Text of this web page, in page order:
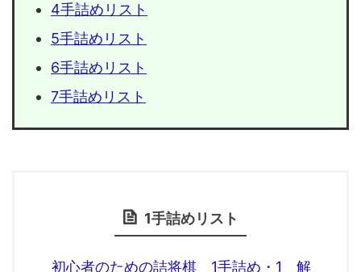
4手詰めリスト
5手詰めリスト
6手詰めリスト
7手詰めリスト
1手詰めリスト
初心者のための詰将棋 1手詰め・1 解